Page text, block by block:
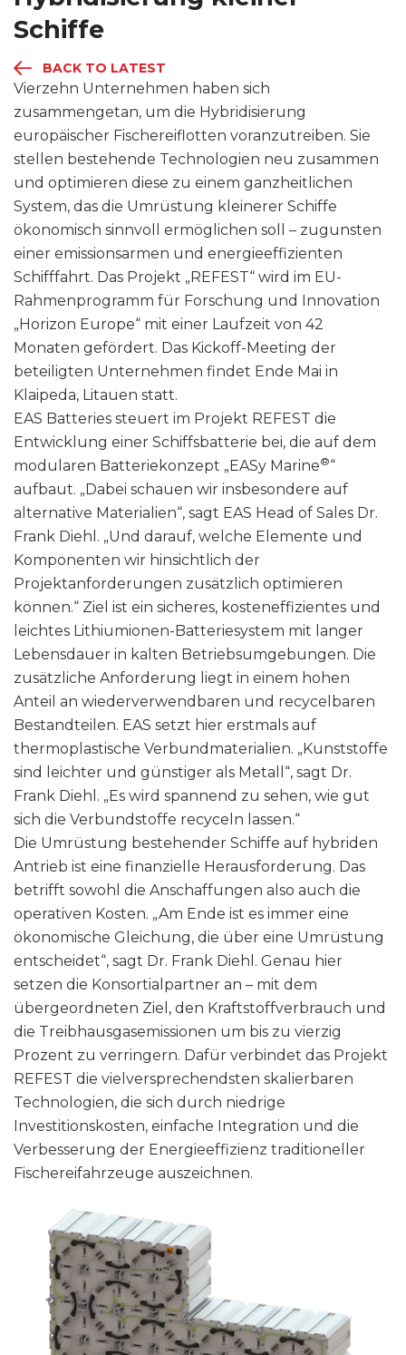
Schiffe
BACK TO LATEST
Vierzehn Unternehmen haben sich
zusammengetan, um die Hybridisierung
europäischer Fischereiflotten voranzutreiben. Sie
stellen bestehende Technologien neu zusammen
und optimieren diese zu einem ganzheitlichen
System, das die Umrüstung kleinerer Schiffe
ökonomisch sinnvoll ermöglichen soll – zugunsten
einer emissionsarmen und energieeffizienten
Schifffahrt. Das Projekt „REFEST“ wird im EU-
Rahmenprogramm für Forschung und Innovation
„Horizon Europe“ mit einer Laufzeit von 42
Monaten gefördert. Das Kickoff-Meeting der
beteiligten Unternehmen findet Ende Mai in
Klaipeda, Litauen statt.
EAS Batteries steuert im Projekt REFEST die
Entwicklung einer Schiffsbatterie bei, die auf dem
modularen Batteriekonzept „EASy Marine®“
aufbaut. „Dabei schauen wir insbesondere auf
alternative Materialien“, sagt EAS Head of Sales Dr.
Frank Diehl. „Und darauf, welche Elemente und
Komponenten wir hinsichtlich der
Projektanforderungen zusätzlich optimieren
können.“ Ziel ist ein sicheres, kosteneffizientes und
leichtes Lithiumionen-Batteriesystem mit langer
Lebensdauer in kalten Betriebsumgebungen. Die
zusätzliche Anforderung liegt in einem hohen
Anteil an wiederverwendbaren und recycelbaren
Bestandteilen. EAS setzt hier erstmals auf
thermoplastische Verbundmaterialien. „Kunststoffe
sind leichter und günstiger als Metall“, sagt Dr.
Frank Diehl. „Es wird spannend zu sehen, wie gut
sich die Verbundstoffe recyceln lassen.“
Die Umrüstung bestehender Schiffe auf hybriden
Antrieb ist eine finanzielle Herausforderung. Das
betrifft sowohl die Anschaffungen also auch die
operativen Kosten. „Am Ende ist es immer eine
ökonomische Gleichung, die über eine Umrüstung
entscheidet“, sagt Dr. Frank Diehl. Genau hier
setzen die Konsortialpartner an – mit dem
übergeordneten Ziel, den Kraftstoffverbrauch und
die Treibhausgasemissionen um bis zu vierzig
Prozent zu verringern. Dafür verbindet das Projekt
REFEST die vielversprechendsten skalierbaren
Technologien, die sich durch niedrige
Investitionskosten, einfache Integration und die
Verbesserung der Energieeffizienz traditioneller
Fischereifahrzeuge auszeichnen.